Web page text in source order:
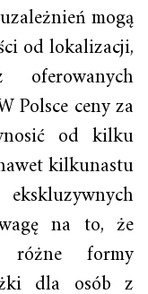
mogą
od lokalizacji,
Polsce ceny za
od kilku
kilkunastu
na to, że
różne formy
dla osób z